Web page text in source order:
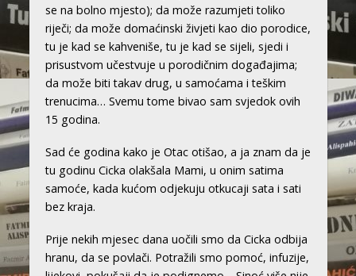
se na bolno mjesto); da može razumjeti toliko
riječi; da može domaćinski živjeti kao dio porodice,
tu je kad se kahveniše, tu je kad se sijeli, sjedi i
prisustvom učestvuje u porodičnim događajima;
da može biti takav drug, u samoćama i teškim
trenucima… Svemu tome bivao sam svjedok ovih
15 godina.
Sad će godina kako je Otac otišao, a ja znam da je
tu godinu Cicka olakšala Mami, u onim satima
samoće, kada kućom odjekuju otkucaji sata i sati
bez kraja.
Prije nekih mjesec dana uočili smo da Cicka odbija
hranu, da se povlači. Potražili smo pomoć, infuzije,